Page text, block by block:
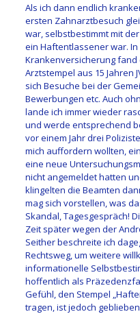
Als ich dann endlich
ersten Zahnarztbesuch
war, selbstbestimmt mit
ein Haftentlassener war.
Krankenversicherung
Arztstempel aus 15 Jahren
sich Besuche bei der
Bewerbungen etc. Auch
lande ich immer wieder
und werde entsprechend
vor einem Jahr drei
mich auffordern wollten,
eine neue
nicht angemeldet hatten
klingelten die Beamten
mag sich vorstellen, was
Skandal, Tagesgespräch!
Zeit später wegen der
Seither beschreite ich
Rechtsweg, um weitere
informationelle
hoffentlich als
Gefühl, den Stempel
tragen, ist jedoch